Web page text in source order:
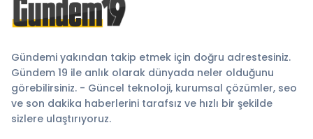
Gündemi yakından takip etmek için doğru adrestesiniz.
Gündem 19 ile anlık olarak dünyada neler olduğunu
görebilirsiniz. - Güncel teknoloji, kurumsal çözümler, seo
ve son dakika haberlerini tarafsız ve hızlı bir şekilde
sizlere ulaştırıyoruz.